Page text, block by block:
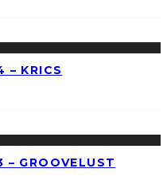
– KRICS
GROOVELUST